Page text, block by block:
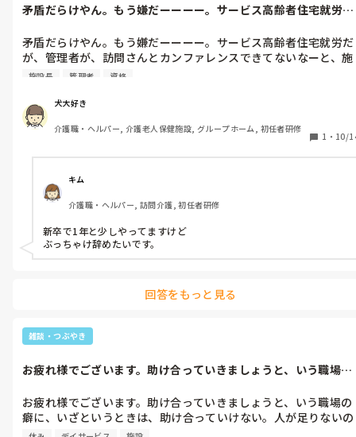
矛盾だらけやん。もう嫌だーーーー。サービス高齢者住宅就労だ
矛盾だらけやん。もう嫌だーーーー。サービス高齢者住宅就労だ
が、管理者が、訪問さんとカンファレンスできてないなーと、施
設長に言ってたけど、
あったら、言ってやるー。
人が、足りないのは仕方ないと思う。けど、せめてせめて、無理
は言わない。せめてせめて往診の日は、1日、ヘルプがほしいで
す。今、往診の日、2人とも、60分、休憩取れてないんです。
色々やる事あって、せめて、休憩60分は、ほしい。でないと、2
人とも、死んでしまう。私の足🦵も、死んじゃう。
資格なしでも、リネン交換できれば良いです。せめて、清掃、居
室ゴミ集めとか、今月になり、私とyさん2人で回していても、正
と言ってやるーーーー。もう今日は、めちゃくちゃ忙しく、スト
レスマックスでした。2人とも、ふざけんなよ、こんなに忙しい
でぶっ倒れそうと、言ってました。一緒に組んだ人は、男です。
ゃん。何が助け合ってだよ。ふざけんな。こっちの流れを少し
は、理解しろよ。そう思わない?と言われて、
施設長 管理者 資格
犬大好き
介護職・ヘルパー, 介護老人保健施設, グループホーム, 初任者研修
1 ・ 10/
キム
介護職・ヘルパー, 訪問介護, 初任者研修
新卒で1年と少しやってますけど
ぶっちゃけ辞めたいです。
回答をもっと見る
雑談・つぶやき
お疲れ様でございます。助け合っていきましょうと、いう職場の
お疲れ様でございます。助け合っていきましょうと、いう職場の
癖に、いざというときは、助け合っていけない。人が足りないの
もあるけど、サービス高齢者住宅で就労していますが、訪問介護